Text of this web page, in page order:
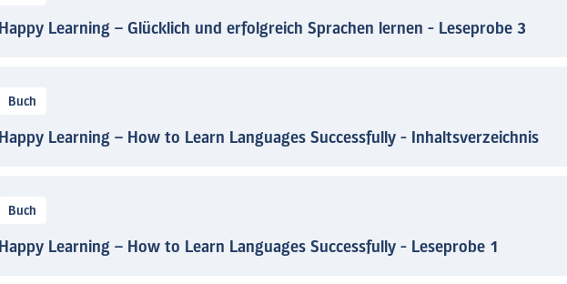
Happy Learning – Glücklich und erfolgreich Sprachen lernen - Leseprobe 3
Buch
Happy Learning – How to Learn Languages Successfully - Inhaltsverzeichnis
Buch
Happy Learning – How to Learn Languages Successfully - Leseprobe 1